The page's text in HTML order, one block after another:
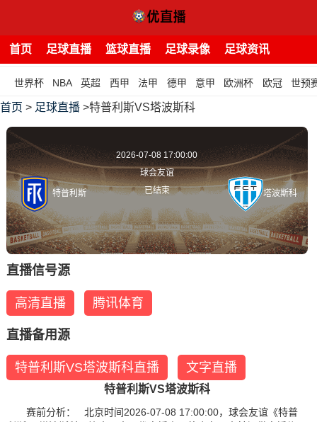
首页 足球直播 篮球直播 足球录像 足球资讯
世界杯 NBA 英超 西甲 法甲 德甲 意甲 欧洲杯 欧冠 世预
首页 > 足球直播 >特普利斯VS塔波斯科
特普利斯
2026-07-08 17:00:00
球会友谊
已结束
塔波斯科
直播信号源
高清直播 腾讯体育
直播备用源
特普利斯VS塔波斯科直播 文字直播
特普利斯VS塔波斯科
赛前分析： 北京时间2026-07-08 17:00:00，球会友谊《特普